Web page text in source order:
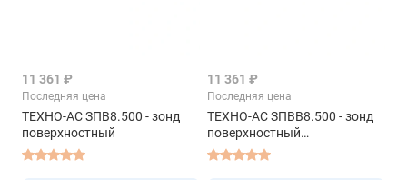
11 361 ₽
Последняя цена
ТЕХНО-АС ЗПВ8.500 - зонд
поверхностный
11 361 ₽
Последняя цена
ТЕХНО-АС ЗПВВ8.500 - зонд
поверхностный
высокотемпературный